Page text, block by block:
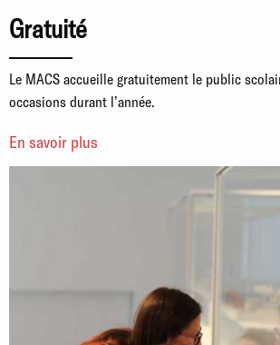
Gratuité
Le MACS accueille gratuitement le public
occasions durant l’année.
En savoir plus